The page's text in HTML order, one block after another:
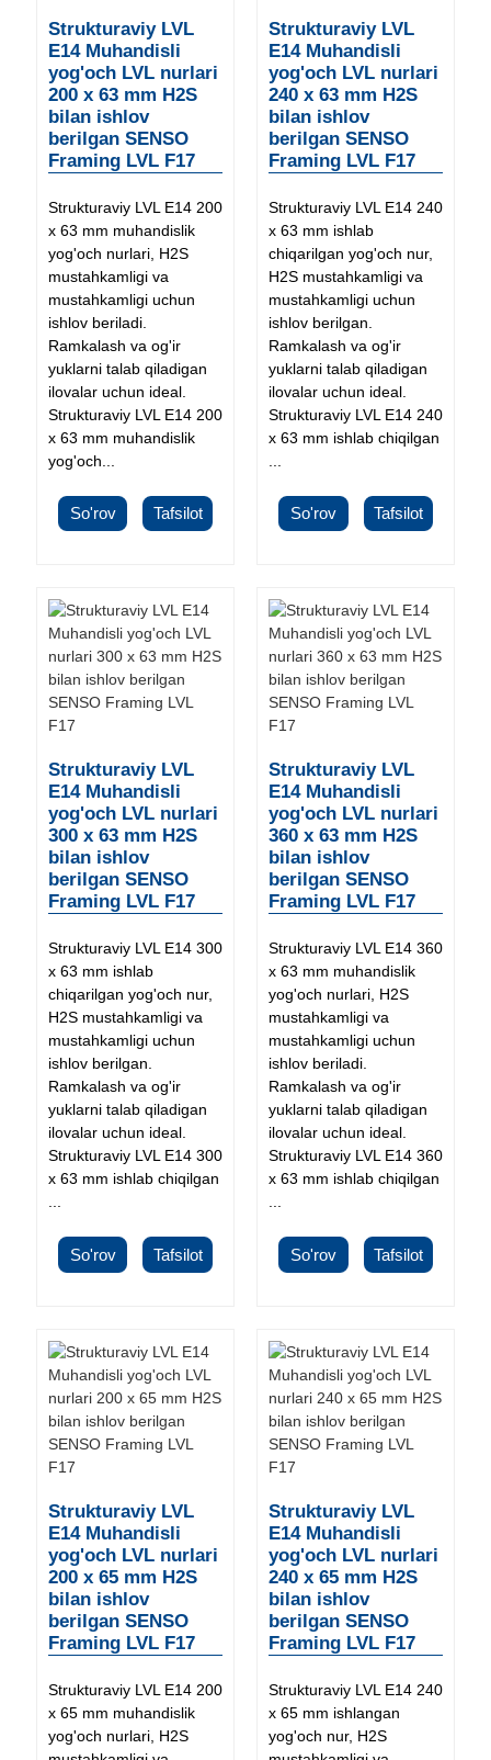
Strukturaviy LVL
E14 Muhandisli
yog'och LVL nurlari
200 x 63 mm H2S
bilan ishlov
berilgan SENSO
Framing LVL F17
Strukturaviy LVL E14 200
x 63 mm muhandislik
yog'och nurlari, H2S
mustahkamligi va
mustahkamligi uchun
ishlov beriladi.
Ramkalash va og'ir
yuklarni talab qiladigan
ilovalar uchun ideal.
Strukturaviy LVL E14 200
x 63 mm muhandislik
yog'och...
So'rov Tafsilot
Strukturaviy LVL
E14 Muhandisli
yog'och LVL nurlari
240 x 63 mm H2S
bilan ishlov
berilgan SENSO
Framing LVL F17
Strukturaviy LVL E14 240
x 63 mm ishlab
chiqarilgan yog'och nur,
H2S mustahkamligi va
mustahkamligi uchun
ishlov berilgan.
Ramkalash va og'ir
yuklarni talab qiladigan
ilovalar uchun ideal.
Strukturaviy LVL E14 240
x 63 mm ishlab chiqilgan
So'rov Tafsilot
Strukturaviy LVL
E14 Muhandisli
yog'och LVL nurlari
300 x 63 mm H2S
bilan ishlov
berilgan SENSO
Framing LVL F17
Strukturaviy LVL E14 300
x 63 mm ishlab
chiqarilgan yog'och nur,
H2S mustahkamligi va
mustahkamligi uchun
ishlov berilgan.
Ramkalash va og'ir
yuklarni talab qiladigan
ilovalar uchun ideal.
Strukturaviy LVL E14 300
x 63 mm ishlab chiqilgan
So'rov Tafsilot
Strukturaviy LVL
E14 Muhandisli
yog'och LVL nurlari
360 x 63 mm H2S
bilan ishlov
berilgan SENSO
Framing LVL F17
Strukturaviy LVL E14 360
x 63 mm muhandislik
yog'och nurlari, H2S
mustahkamligi va
mustahkamligi uchun
ishlov beriladi.
Ramkalash va og'ir
yuklarni talab qiladigan
ilovalar uchun ideal.
Strukturaviy LVL E14 360
x 63 mm ishlab chiqilgan
So'rov Tafsilot
Strukturaviy LVL
E14 Muhandisli
yog'och LVL nurlari
200 x 65 mm H2S
bilan ishlov
berilgan SENSO
Framing LVL F17
Strukturaviy LVL E14 200
x 65 mm muhandislik
yog'och nurlari, H2S
Strukturaviy LVL
E14 Muhandisli
yog'och LVL nurlari
240 x 65 mm H2S
bilan ishlov
berilgan SENSO
Framing LVL F17
Strukturaviy LVL E14 240
x 65 mm ishlangan
yog'och nur, H2S